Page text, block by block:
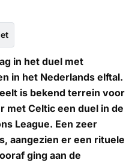
in het duel met
in het Nederlands elftal.
is bekend terrein voor
met Celtic een duel in de
League. Een zeer
aangezien er een rituele
ging aan de